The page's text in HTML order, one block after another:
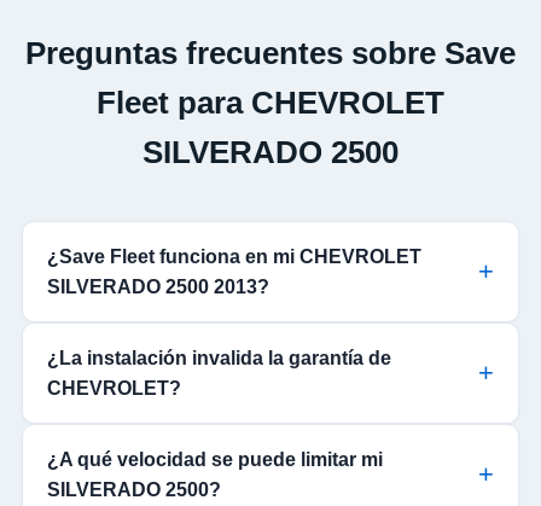
Preguntas frecuentes sobre Save
Fleet para CHEVROLET
SILVERADO 2500
¿Save Fleet funciona en mi CHEVROLET
SILVERADO 2500 2013?
¿La instalación invalida la garantía de
CHEVROLET?
¿A qué velocidad se puede limitar mi
SILVERADO 2500?